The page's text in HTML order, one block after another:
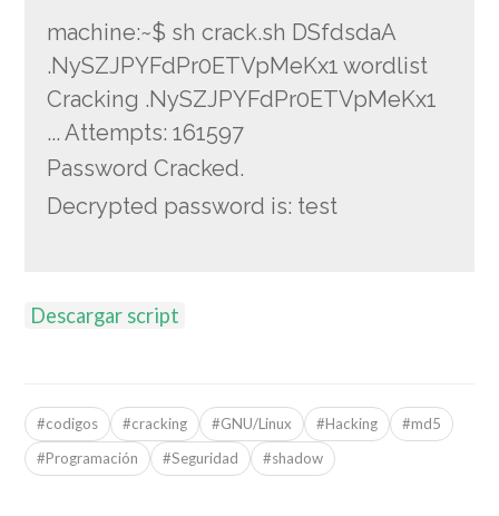
machine:~$ sh crack.sh DSfdsdaA
.NySZJPYFdPr0ETVpMeKx1 wordlist
Cracking .NySZJPYFdPr0ETVpMeKx1
... Attempts: 161597
Password Cracked.
Decrypted password is: test
Descargar script
#codigos #cracking #GNU/Linux #Hacking
#md5
#Programación
#Seguridad #shadow